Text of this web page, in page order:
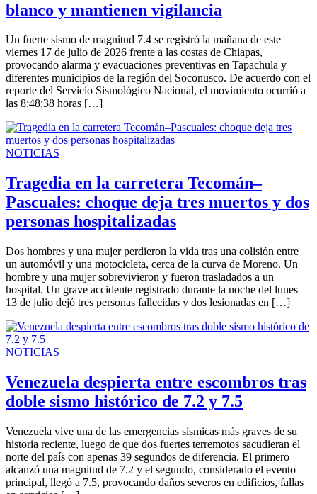
blanco y mantienen vigilancia
Un fuerte sismo de magnitud 7.4 se registró la mañana de este
viernes 17 de julio de 2026 frente a las costas de Chiapas,
provocando alarma y evacuaciones preventivas en Tapachula y
diferentes municipios de la región del Soconusco. De acuerdo con el
reporte del Servicio Sismológico Nacional, el movimiento ocurrió a
las 8:48:38 horas […]
NOTICIAS
Tragedia en la carretera Tecomán–
Pascuales: choque deja tres muertos y dos
personas hospitalizadas
Dos hombres y una mujer perdieron la vida tras una colisión entre
un automóvil y una motocicleta, cerca de la curva de Moreno. Un
hombre y una mujer sobrevivieron y fueron trasladados a un
hospital. Un grave accidente registrado durante la noche del lunes
13 de julio dejó tres personas fallecidas y dos lesionadas en […]
NOTICIAS
Venezuela despierta entre escombros tras
doble sismo histórico de 7.2 y 7.5
Venezuela vive una de las emergencias sísmicas más graves de su
historia reciente, luego de que dos fuertes terremotos sacudieran el
norte del país con apenas 39 segundos de diferencia. El primero
alcanzó una magnitud de 7.2 y el segundo, considerado el evento
principal, llegó a 7.5, provocando daños severos en edificios, fallas